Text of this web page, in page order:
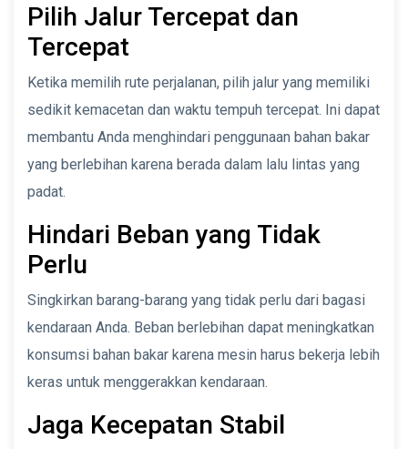
Pilih Jalur Tercepat dan
Tercepat
Ketika memilih rute perjalanan, pilih jalur yang memiliki
sedikit kemacetan dan waktu tempuh tercepat. Ini dapat
membantu Anda menghindari penggunaan bahan bakar
yang berlebihan karena berada dalam lalu lintas yang
padat.
Hindari Beban yang Tidak
Perlu
Singkirkan barang-barang yang tidak perlu dari bagasi
kendaraan Anda. Beban berlebihan dapat meningkatkan
konsumsi bahan bakar karena mesin harus bekerja lebih
keras untuk menggerakkan kendaraan.
Jaga Kecepatan Stabil